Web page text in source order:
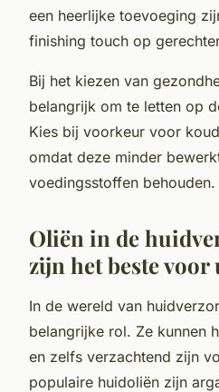
een heerlijke toevoeging
finishing touch op
Bij het kiezen van
belangrijk om te letten op
Kies bij voorkeur voor
omdat deze minder
voedingsstoffen behouden.
Oliën in de
zijn het beste
In de wereld van
belangrijke rol. Ze kunnen
en zelfs verzachtend zijn
populaire huidoliën zijn